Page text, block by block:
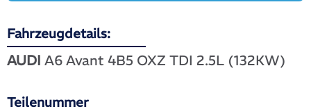
Fahrzeugdetails:
AUDI A6 Avant 4B5 OXZ TDI 2.5L (132KW)
Teilenummer